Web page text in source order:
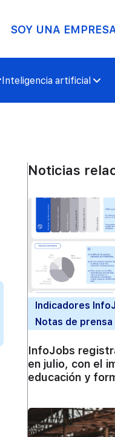
SOY UNA
Inteligencia artificial
Noticias
Indicadores
Notas de prensa
InfoJobs
en julio, con el
educación y